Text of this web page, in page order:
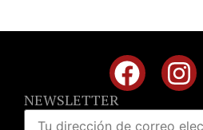
NEWSLETTER